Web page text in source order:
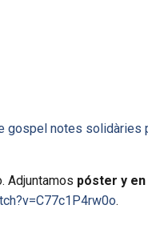
gospel notes solidàries
Adjuntamos póster y
.